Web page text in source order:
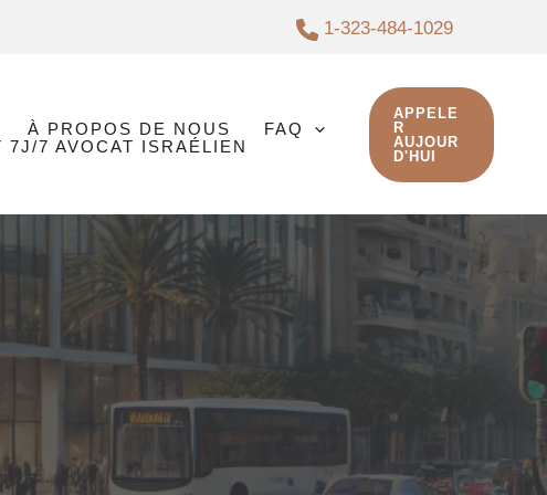
1-323-484-1029
À PROPOS DE NOUS
FAQ
7 AVOCAT ISRAÉLIEN
APPELE
R
AUJOUR
D'HUI